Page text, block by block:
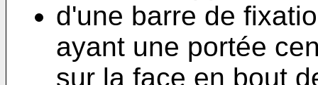
d'une barre de
ayant une portée
sur la face en bout